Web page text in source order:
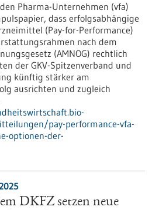
Pharma-Unternehmen (vfa)
dass erfolgsabhängige
(Pay-for-Performance)
nach dem
(AMNOG) rechtlich
der GKV-Spitzenverband und
künftig stärker am
ausrichten und zugleich
pay-performance-vfa-
optionen-der-
DKFZ setzen neue